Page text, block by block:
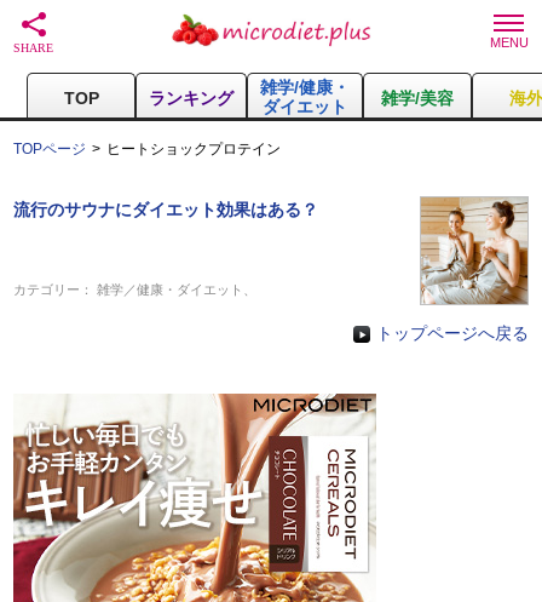
TOP ランキング
雑学/健康・
ダイエット
雑学/美容 海
TOPページ ヒートショックプロテイン
流行のサウナにダイエット効果はある？
カテゴリー：雑学／健康・ダイエット
トップページへ戻る